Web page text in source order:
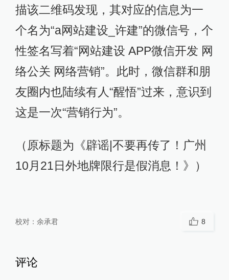
描该二维码发现，其对应的信息为一
个名为“a网站建设_许建”的微信号，个
性签名写着“网站建设 APP微信开发 网
络公关 网络营销”。此时，微信群和朋
友圈内也陆续有人“醒悟”过来，意识到
这是一次“营销行为”。
（原标题为《辟谣|不要再传了！广州
10月21日外地牌限行是假消息！》）
校对： 余承君 8
评论